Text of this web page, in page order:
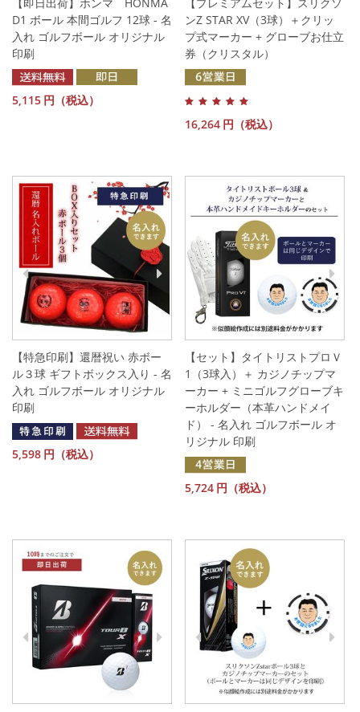
【即日出荷】ホンマ HONMA
D1 ボール 本間ゴルフ 12球 - 名
入れ ゴルフボール オリジナル
印刷
5,115 円（税込）
【プレミアムセット】スリクソ
ンZ STAR XV（3球）＋クリッ
プ式マーカー + グローブお仕立
券（クリスタル）
16,264 円（税込）
【特急印刷】還暦祝い 赤ボー
ル３球 ギフトボックス入り - 名
入れ ゴルフボール オリジナル
印刷
5,598 円（税込）
【セット】タイトリストプロＶ
1（3球入）＋ カジノチップマ
ーカー + ミニゴルフグローブキ
ーホルダー（本革ハンドメイ
ド） - 名入れ ゴルフボール オ
リジナル 印刷
5,724 円（税込）